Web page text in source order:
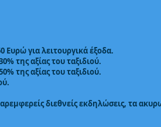
για λειτουργικά έξοδα.
της αξίας του ταξιδιού.
της αξίας του ταξιδιού.
διεθνείς εκδηλώσεις, τα